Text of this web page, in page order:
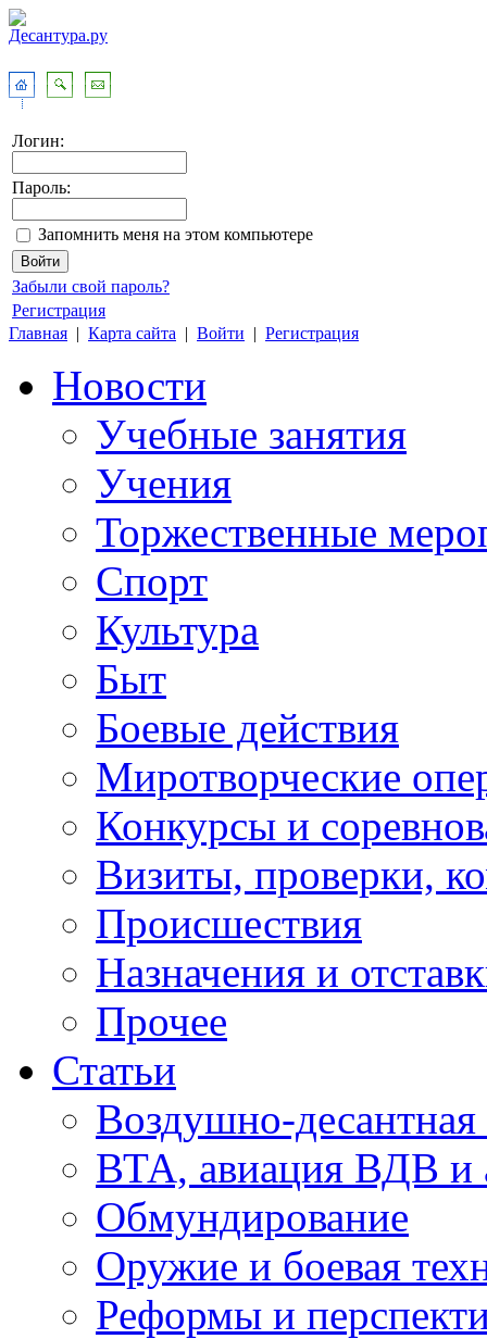
Логин:
Пароль:
Запомнить меня на этом компьютере
Забыли свой пароль?
Регистрация
Главная | Карта сайта | Войти | Регистрация
Новости
Учебные занятия
Учения
Торжественные
Спорт
Культура
Быт
Боевые действия
Миротворческие
Конкурсы и
Визиты, проверки,
Происшествия
Назначения и
Прочее
Статьи
Воздушно-десантная
ВТА, авиация ВДВ и
Обмундирование
Оружие и боевая
Реформы и